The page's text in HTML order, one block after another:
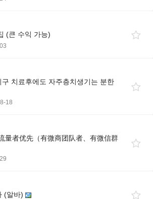
(큰 수익 가능)
분한
18
量者优先（有微商团队者、有微信群
(알바)